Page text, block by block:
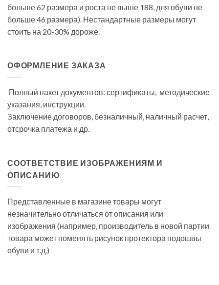
больше 62 размера и роста не выше 188, для обуви не
больше 46 размера). Нестандартные размеры могут
стоить на 20-30% дороже.
ОФОРМЛЕНИЕ ЗАКАЗА
Полный пакет документов: сертификаты, методические
указания, инструкции.
Заключение договоров, безналичный, наличный расчет,
отсрочка платежа и др.
СООТВЕТСТВИЕ ИЗОБРАЖЕНИЯМ И
ОПИСАНИЮ
Представленные в магазине товары могут
незначительно отличаться от описания или
изображения (например, производитель в новой партии
товара может поменять рисунок протектора подошвы
обуви и т.д.)